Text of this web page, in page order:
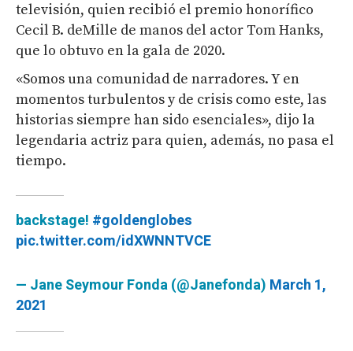
televisión, quien recibió el premio honorífico
Cecil B. deMille de manos del actor Tom Hanks,
que lo obtuvo en la gala de 2020.
«Somos una comunidad de narradores. Y en
momentos turbulentos y de crisis como este, las
historias siempre han sido esenciales», dijo la
legendaria actriz para quien, además, no pasa el
tiempo.
backstage! #goldenglobes
pic.twitter.com/idXWNNTVCE
— Jane Seymour Fonda (@Janefonda) March 1,
2021